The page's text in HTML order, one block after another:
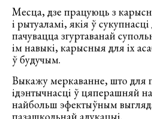
Месца, дзе працуюць з
і рытуаламі, якія ў
пачувацца згуртаванай
ім навыкі, карысныя для іх
ў будучым.
Выкажу меркаванне, што для
ідэнтычнасці ў цяперашняй
найбольш эфектыўным